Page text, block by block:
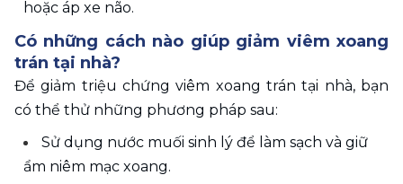
hoặc áp xe não.
Có những cách nào giúp giảm viêm xoang
trán tại nhà?
Để giảm triệu chứng viêm xoang trán tại nhà, bạn
có thể thử những phương pháp sau:
Sử dụng nước muối sinh lý để làm sạch và giữ
ẩm niêm mạc xoang.